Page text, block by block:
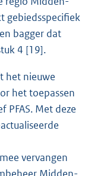
gebiedsspecifiek
bagger dat
4 [19].
het nieuwe
het toepassen
PFAS. Met deze
vervangen